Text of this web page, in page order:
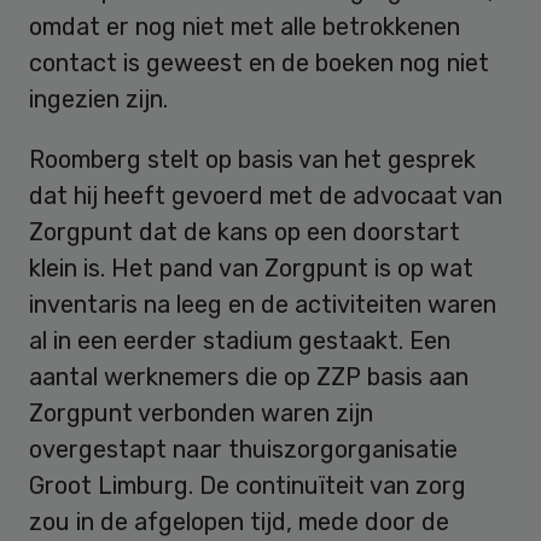
omdat er nog niet met alle betrokkenen
contact is geweest en de boeken nog niet
ingezien zijn.
Roomberg stelt op basis van het gesprek
dat hij heeft gevoerd met de advocaat van
Zorgpunt dat de kans op een doorstart
klein is. Het pand van Zorgpunt is op wat
inventaris na leeg en de activiteiten waren
al in een eerder stadium gestaakt. Een
aantal werknemers die op ZZP basis aan
Zorgpunt verbonden waren zijn
overgestapt naar thuiszorgorganisatie
Groot Limburg. De continuïteit van zorg
zou in de afgelopen tijd, mede door de